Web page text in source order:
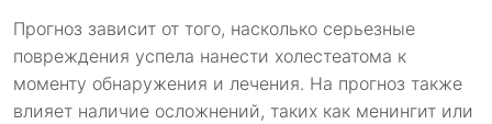
Прогноз зависит от того, насколько серьезные
повреждения успела нанести холестеатома к
моменту обнаружения и лечения. На прогноз также
влияет наличие осложнений, таких как менингит или